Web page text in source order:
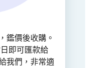
鑑價後收購。
即可匯款給
我們，非常適